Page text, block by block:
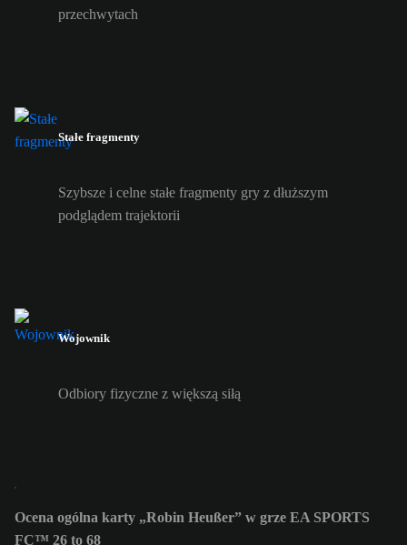
przechwytach
Stałe fragmenty
Szybsze i celne stałe fragmenty gry z dłuższym
podglądem trajektorii
Wojownik
Odbiory fizyczne z większą siłą
Ocena ogólna karty „Robin Heußer” w grze EA SPORTS
FC™ 26 to 68